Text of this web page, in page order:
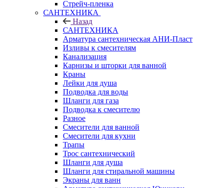
Стрейч-пленка
САНТЕХНИКА
Назад
САНТЕХНИКА
Арматура сантехническая АНИ-Пласт
Изливы к смесителям
Канализация
Карнизы и шторки для ванной
Краны
Лейки для душа
Подводка для воды
Шланги для газа
Подводка к смесителю
Разное
Смесители для ванной
Смесители для кухни
Трапы
Трос сантехнический
Шланги для душа
Шланги для стиральной машины
Экраны для ванн